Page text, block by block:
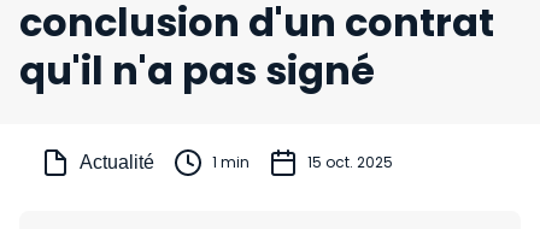
conclusion d'un contrat
qu'il n'a pas signé
Actualité 1 min 15 oct. 2025